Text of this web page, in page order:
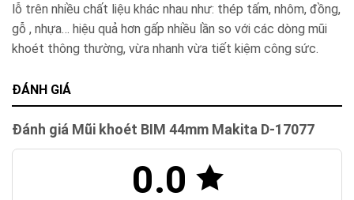
lỗ trên nhiều chất liệu khác nhau như: thép tấm, nhôm, đồng,
gỗ , nhựa… hiệu quả hơn gấp nhiều lần so với các dòng mũi
khoét thông thường, vừa nhanh vừa tiết kiệm công sức.
ĐÁNH GIÁ
Đánh giá Mũi khoét BIM 44mm Makita D-17077
0.0